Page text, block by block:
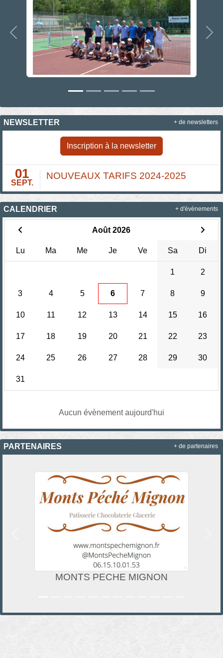
Précedent
NEWSLETTER
Inscription à la newsletter
01
SEPT.
NOUVEAUX TARIFS 2024-2025
+ de newsletters
CALENDRIER
Août 2026
Lu Ma Me Je Ve Sa Di
1 2
3 4 5 6 7 8 9
10 11 12 13 14 15 16
17 18 19 20 21 22 23
24 25 26 27 28 29 30
31
Aucun évènement aujourd'hui
+ d'évènements
PARTENAIRES
MONTS PECHE MIGNON
+ de partenaires